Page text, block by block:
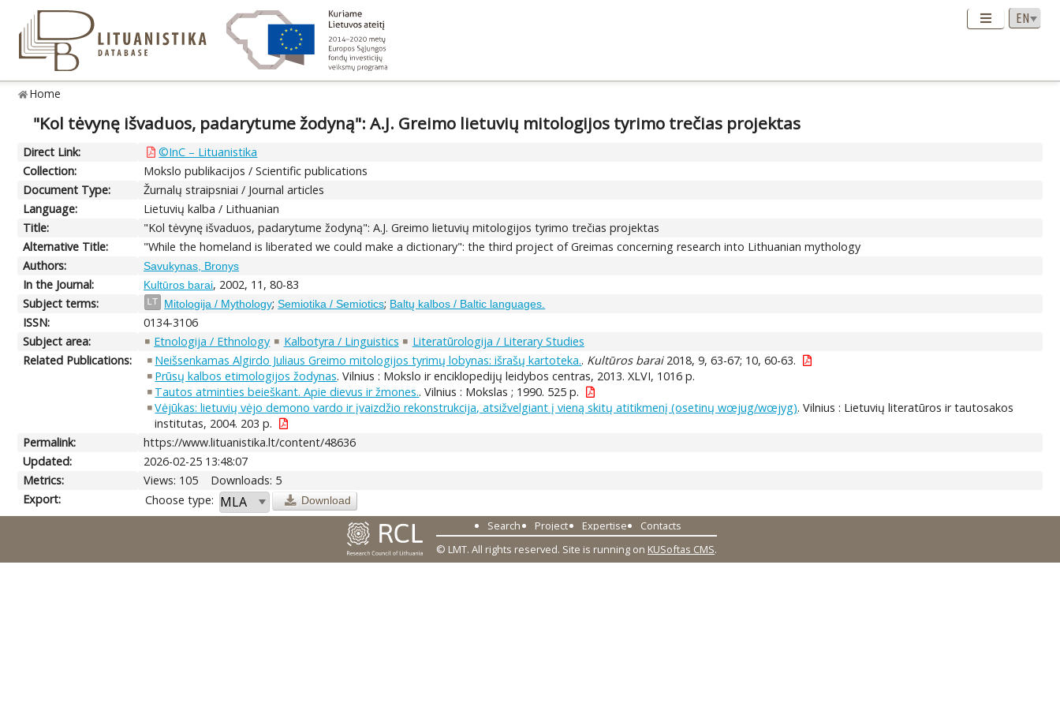
Home
"Kol tėvynę išvaduos, padarytume žodyną": A.J. Greimo lietuvių mitologijos tyrimo trečias projektas
Direct Link:
©InC – Lituanistika
Collection:
Mokslo publikacijos / Scientific publications
Document Type:
Žurnalų straipsniai / Journal articles
Language:
Lietuvių kalba / Lithuanian
Title:
"Kol tėvynę išvaduos, padarytume žodyną": A.J. Greimo lietuvių mitologijos tyrimo trečias projektas
Alternative Title:
"While the homeland is liberated we could make a dictionary": the third project of Greimas concerning research into Lithuanian mythology
Authors:
Savukynas, Bronys
In the Journal: Kultūros barai, 2002, 11, 80-83
Subject terms:
LT Mitologija / Mythology;Semiotika / Semiotics; Baltų kalbos / Baltic languages.
ISSN:
0134-3106
Subject area:
Etnologija / Ethnology Kalbotyra / Linguistics
Literatūrologija / Literary Studies
Related Publications:
Neišsenkamas Algirdo Juliaus Greimo mitologijos tyrimų lobynas: išrašų kartoteka.. Kultūros barai2018, 9, 63-67; 10, 60-63.
Prūsų kalbos etimologijos žodynas. Vilnius : Mokslo ir enciklopedijų leidybos centras, 2013. XLVI, 1016 p.
Tautos atminties beieškant. Apie dievus ir žmones.. Vilnius : Mokslas ; 1990. 525 p.
Vėjūkas: lietuvių vėjo demono vardo ir įvaizdžio rekonstrukcija, atsižvelgiant į vieną skitų atitikmenį (osetinų wœjug/wœjyg). Vilnius : Lietuvių literatūros ir tautosakos
institutas, 2004. 203 p.
Permalink:
https://www.lituanistika.lt/content/48636
Updated:
2026-02-25 13:48:07
Metrics:
Views: 105
Downloads: 5
Export:
Choose type: Download
Search Project Expertise
Contacts
© LMT. All rights reserved. Site is running on KUSoftas CMS.